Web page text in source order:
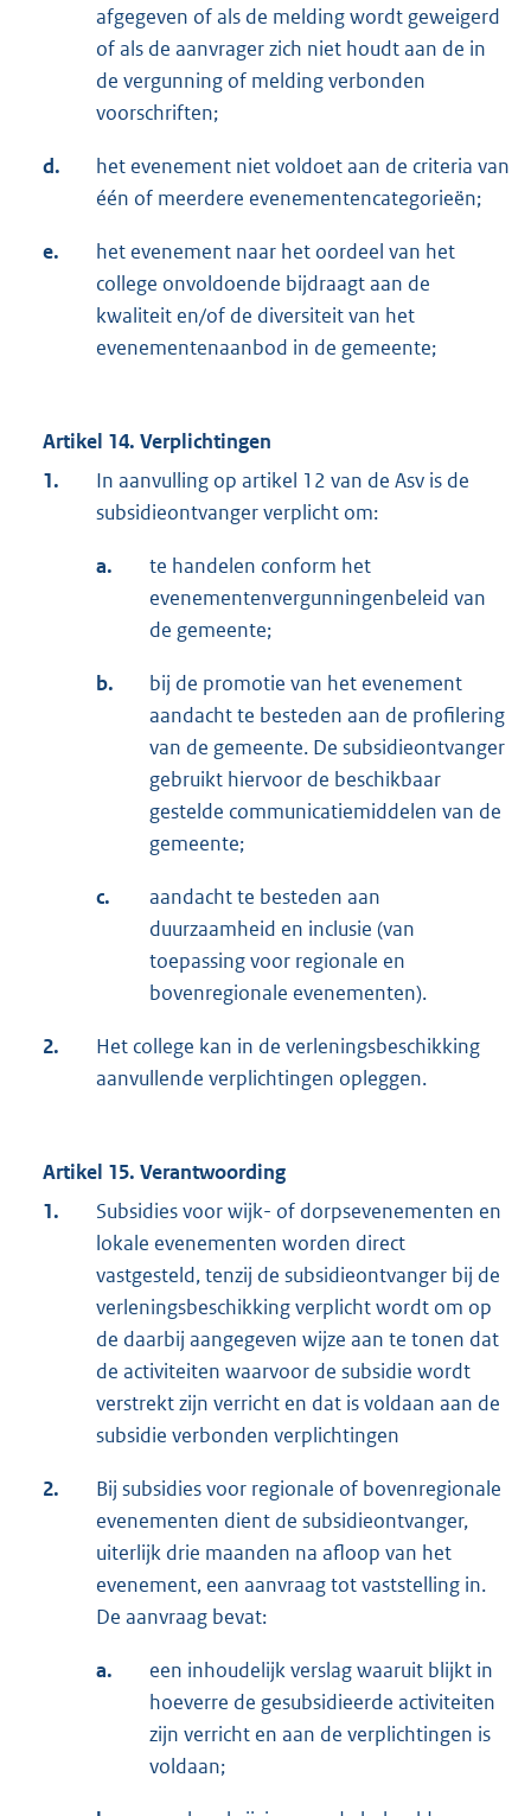
afgegeven of als de melding wordt geweigerd
of als de aanvrager zich niet houdt aan de in
de vergunning of melding verbonden
voorschriften;
d.
het evenement niet voldoet aan de criteria van
één of meerdere evenementencategorieën;
e.
het evenement naar het oordeel van het
college onvoldoende bijdraagt aan de
kwaliteit en/of de diversiteit van het
evenementenaanbod in de gemeente;
Artikel 14. Verplichtingen
1.
In aanvulling op artikel 12 van de Asv is de
subsidieontvanger verplicht om:
a.
te handelen conform het
evenementenvergunningenbeleid van
de gemeente;
b.
bij de promotie van het evenement
aandacht te besteden aan de profilering
van de gemeente. De subsidieontvanger
gebruikt hiervoor de beschikbaar
gestelde communicatiemiddelen van de
gemeente;
c.
aandacht te besteden aan
duurzaamheid en inclusie (van
toepassing voor regionale en
bovenregionale evenementen).
2.
Het college kan in de verleningsbeschikking
aanvullende verplichtingen opleggen.
Artikel 15. Verantwoording
1.
Subsidies voor wijk- of dorpsevenementen en
lokale evenementen worden direct
vastgesteld, tenzij de subsidieontvanger bij de
verleningsbeschikking verplicht wordt om op
de daarbij aangegeven wijze aan te tonen dat
de activiteiten waarvoor de subsidie wordt
verstrekt zijn verricht en dat is voldaan aan de
subsidie verbonden verplichtingen
2.
Bij subsidies voor regionale of bovenregionale
evenementen dient de subsidieontvanger,
uiterlijk drie maanden na afloop van het
evenement, een aanvraag tot vaststelling in.
De aanvraag bevat:
a.
een inhoudelijk verslag waaruit blijkt in
hoeverre de gesubsidieerde activiteiten
zijn verricht en aan de verplichtingen is
voldaan;